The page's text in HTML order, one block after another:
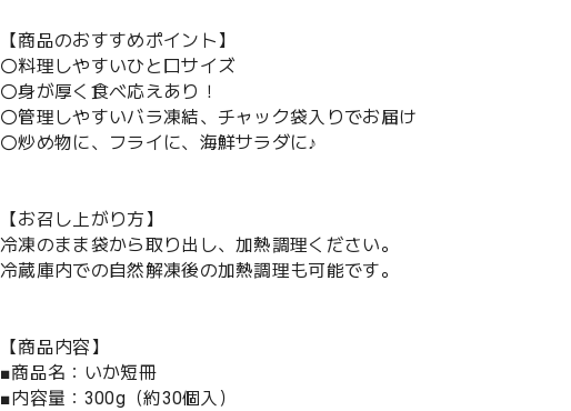
【商品のおすすめポイント】
〇料理しやすいひと口サイズ
〇身が厚く食べ応えあり！
〇管理しやすいバラ凍結、チャック袋入りでお届け
〇炒め物に、フライに、海鮮サラダに♪
【お召し上がり方】
冷凍のまま袋から取り出し、加熱調理ください。
冷蔵庫内での自然解凍後の加熱調理も可能です。
【商品内容】
■商品名：いか短冊
■内容量：300g（約30個入）